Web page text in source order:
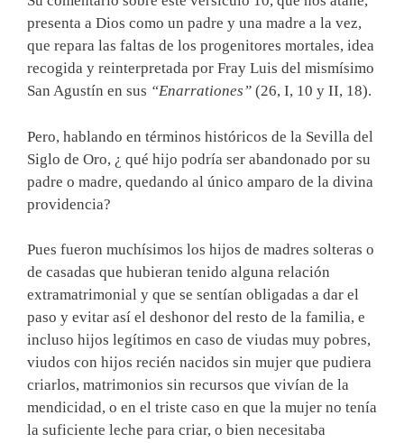
presenta a Dios como un padre y una madre a la vez,
que repara las faltas de los progenitores mortales, idea
recogida y reinterpretada por Fray Luis del mismísimo
San Agustín en sus “Enarrationes” (26, I, 10 y II, 18).
Pero, hablando en términos históricos de la Sevilla del
Siglo de Oro, ¿ qué hijo podría ser abandonado por su
padre o madre, quedando al único amparo de la divina
providencia?
Pues fueron muchísimos los hijos de madres solteras o
de casadas que hubieran tenido alguna relación
extramatrimonial y que se sentían obligadas a dar el
paso y evitar así el deshonor del resto de la familia, e
incluso hijos legítimos en caso de viudas muy pobres,
viudos con hijos recién nacidos sin mujer que pudiera
criarlos, matrimonios sin recursos que vivían de la
mendicidad, o en el triste caso en que la mujer no tenía
la suficiente leche para criar, o bien necesitaba